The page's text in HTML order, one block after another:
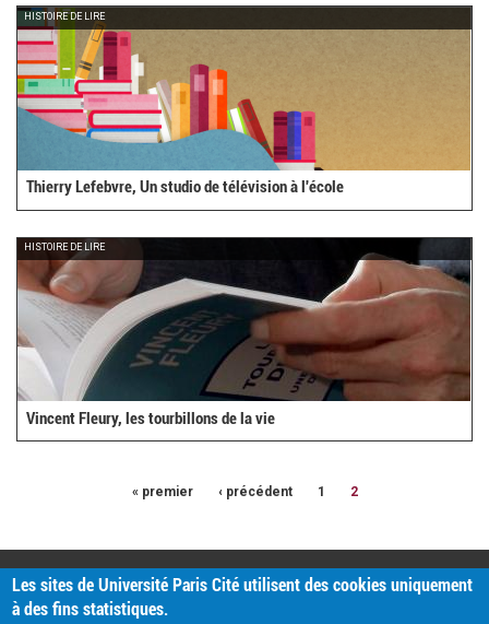
HISTOIRE DE LIRE
Thierry Lefebvre, Un studio de télévision à l'école
HISTOIRE DE LIRE
Vincent Fleury, les tourbillons de la vie
« premier ‹ précédent 1 2
PRATIQUE
Plan d'accès
Intranet
Les sites de Université Paris Cité utilisent des cookies uniquement
à des fins statistiques.